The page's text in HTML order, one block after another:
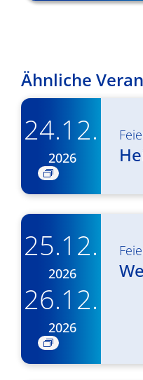
Ähnliche
24.12.
2026
25.12.
2026
26.12.
2026